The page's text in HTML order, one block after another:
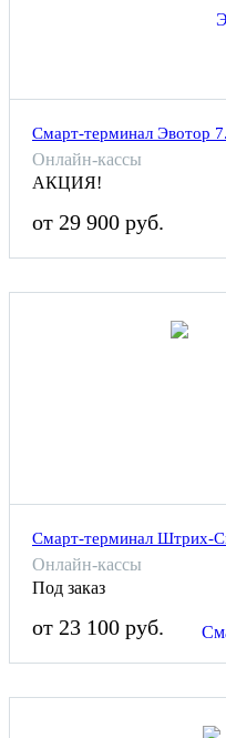
Смарт-терминал Эвотор
Онлайн-кассы
АКЦИЯ!
от 29 900 руб.
Смарт-терминал Штрих-
Онлайн-кассы
Под заказ
от 23 100 руб.